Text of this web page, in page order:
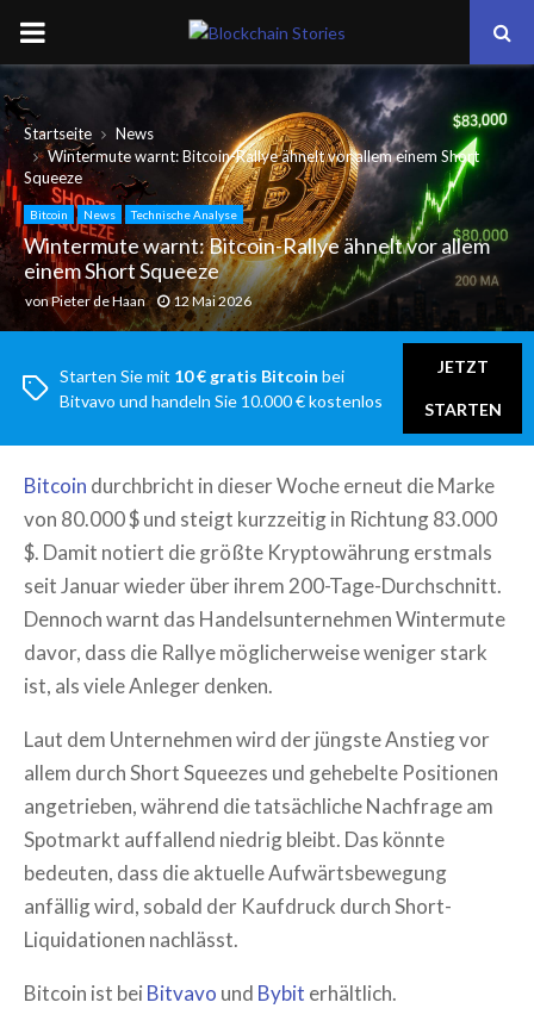
PRIMARY
MENU
Startseite
News
Wintermute warnt: Bitcoin-Rallye ähnelt vor allem einem Short
Squeeze
Bitcoin News Technische Analyse
Wintermute warnt: Bitcoin-Rallye ähnelt vor allem
einem Short Squeeze
vonPieter de Haan 12 Mai 2026
Starten Sie mit 10 € gratis Bitcoin bei
Bitvavo und handeln Sie 10.000 € kostenlos
JETZT
STARTEN
Bitcoin durchbricht in dieser Woche erneut die Marke
von 80.000 $ und steigt kurzzeitig in Richtung 83.000
$. Damit notiert die größte Kryptowährung erstmals
seit Januar wieder über ihrem 200-Tage-Durchschnitt.
Dennoch warnt das Handelsunternehmen Wintermute
davor, dass die Rallye möglicherweise weniger stark
ist, als viele Anleger denken.
Laut dem Unternehmen wird der jüngste Anstieg vor
allem durch Short Squeezes und gehebelte Positionen
angetrieben, während die tatsächliche Nachfrage am
Spotmarkt auffallend niedrig bleibt. Das könnte
bedeuten, dass die aktuelle Aufwärtsbewegung
anfällig wird, sobald der Kaufdruck durch Short-
Liquidationen nachlässt.
Bitcoin ist bei Bitvavo und Bybit erhältlich.